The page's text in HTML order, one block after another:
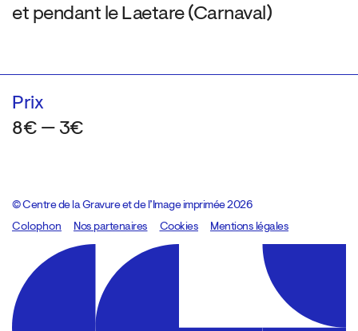
et pendant le Laetare (Carnaval)
Prix
8€ — 3€
© Centre de la Gravure et de l’Image imprimée 2026
Colophon
Design:Marcel Kaczmarek, code:8080.studio
Nos partenaires Cookies Mentions légales